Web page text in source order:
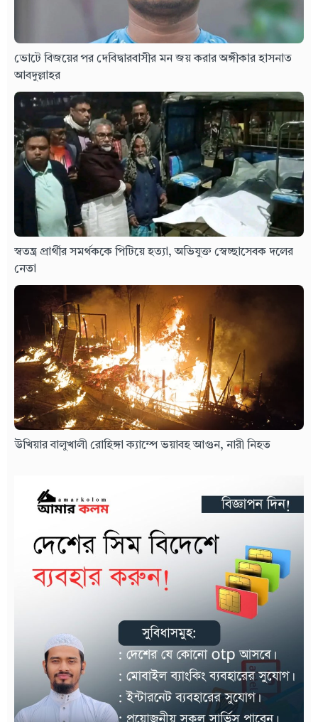
ভোটে বিজয়ের পর দেবিদ্বারবাসীর মন জয় করার অঙ্গীকার হাসনাত
আবদুল্লাহর
স্বতন্ত্র প্রার্থীর সমর্থককে পিটিয়ে হত্যা, অভিযুক্ত স্বেচ্ছাসেবক দলের
নেতা
উখিয়ার বালুখালী রোহিঙ্গা ক্যাম্পে ভয়াবহ আগুন, নারী নিহত